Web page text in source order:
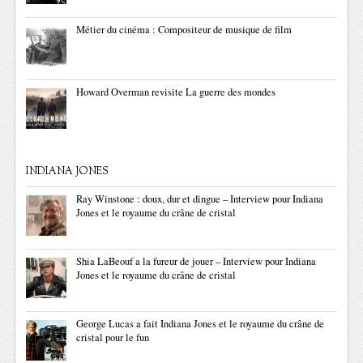
Métier du cinéma : Compositeur de musique de film
Howard Overman revisite La guerre des mondes
INDIANA JONES
Ray Winstone : doux, dur et dingue – Interview pour Indiana
Jones et le royaume du crâne de cristal
Shia LaBeouf a la fureur de jouer – Interview pour Indiana
Jones et le royaume du crâne de cristal
George Lucas a fait Indiana Jones et le royaume du crâne de
cristal pour le fun